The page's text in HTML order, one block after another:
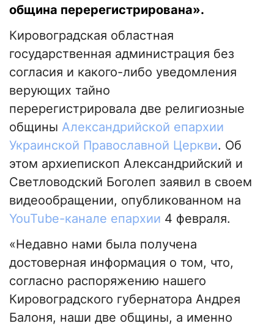
община перерегистрирована».
Кировоградская областная
государственная администрация без
согласия и какого-либо уведомления
верующих тайно
перерегистрировала две религиозные
общины Александрийской епархии
Украинской Православной Церкви. Об
этом архиепископ Александрийский и
Светловодский Боголеп заявил в своем
видеообращении, опубликованном на
YouTube-канале епархии 4 февраля.
«Недавно нами была получена
достоверная информация о том, что,
согласно распоряжению нашего
Кировоградского губернатора Андрея
Балоня, наши две общины, а именно